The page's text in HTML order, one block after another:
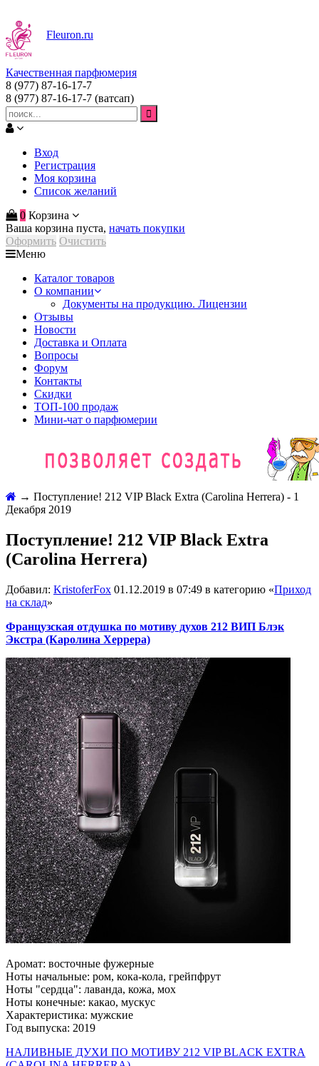
Fleuron.ru
Качественная парфюмерия
8 (977) 87-16-17-7
8 (977) 87-16-17-7 (ватсап)
Вход
Регистрация
Моя корзина
Список желаний
0 Корзина
Ваша корзина пуста, начать покупки
Оформить Очистить
Меню
Каталог товаров
О компании
Документы на продукцию. Лицензии
Отзывы
Новости
Доставка и Оплата
Вопросы
Форум
Контакты
Скидки
ТОП-100 продаж
Мини-чат о парфюмерии
→ Поступление! 212 VIP Black Extra (Carolina Herrera) - 1
Декабря 2019
Поступление! 212 VIP Black Extra
(Carolina Herrera)
Добавил: KristoferFox 01.12.2019 в 07:49 в категорию «Приход
на склад»
Французская отдушка по мотиву духов 212 ВИП Блэк
Экстра (Каролина Херрера)
Аромат: восточные фужерные
Ноты начальные: ром, кока-кола, грейпфрут
Ноты "сердца": лаванда, кожа, мох
Ноты конечные: какао, мускус
Характеристика: мужские
Год выпуска: 2019
НАЛИВНЫЕ ДУХИ ПО МОТИВУ 212 VIP BLACK EXTRA